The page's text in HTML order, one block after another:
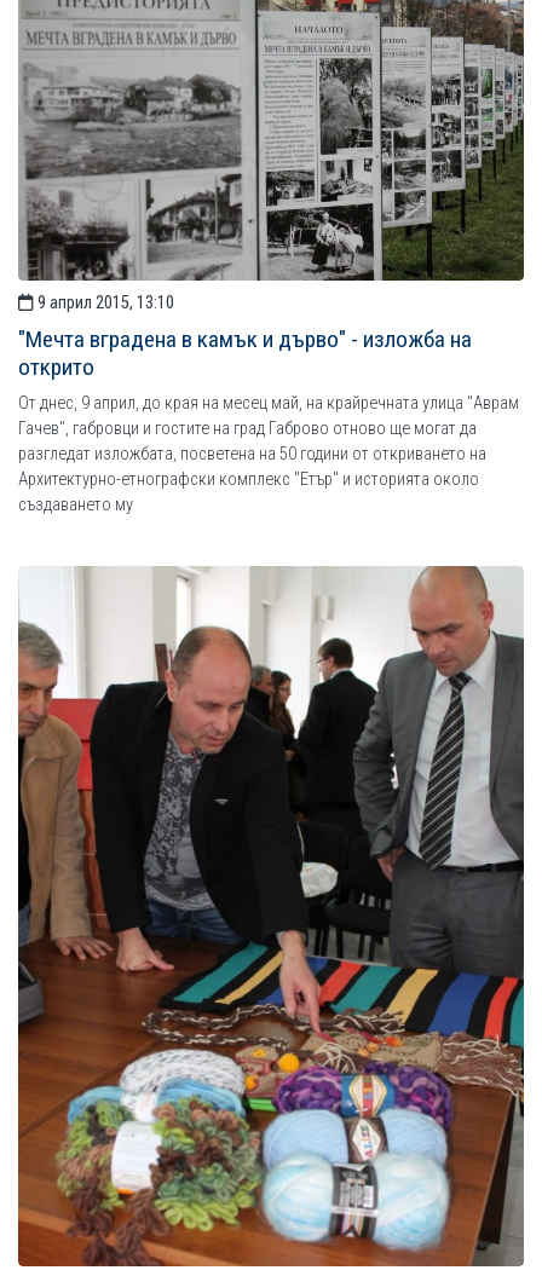
9 април 2015, 13:10
"Мечта вградена в камък и дърво" - изложба на
открито
От днес, 9 април, до края на месец май, на крайречната улица "Аврам
Гачев", габровци и гостите на град Габрово отново ще могат да
разгледат изложбата, посветена на 50 години от откриването на
Архитектурно-етнографски комплекс "Етър" и историята около
създаването му